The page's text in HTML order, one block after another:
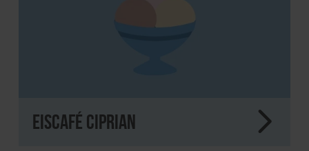
Eiscafé Ciprian